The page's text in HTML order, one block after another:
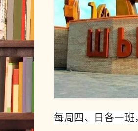
每周四、日各一班，